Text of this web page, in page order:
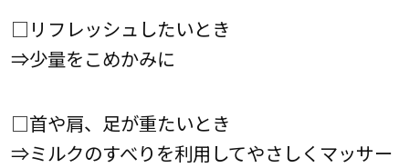
□リフレッシュしたいとき
⇒少量をこめかみに
□首や肩、足が重たいとき
⇒ミルクのすべりを利用してやさしくマッサー